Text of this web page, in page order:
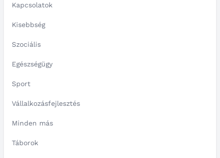
Kapcsolatok
Kisebbség
Szociális
Egészségügy
Sport
Vállalkozásfejlesztés
Minden más
Táborok